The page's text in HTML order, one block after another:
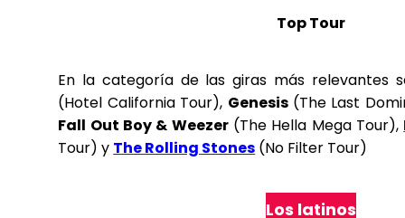
Top Tour
En la categoría de las giras más relevantes
(Hotel California Tour), Genesis(The Last
Fall Out Boy & Weezer(The Hella Mega Tour),
Tour) y The Rolling Stones (No Filter Tour)
Los latinos